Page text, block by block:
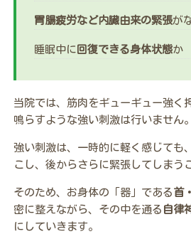
胃腸疲労など内臓由来の緊張が
睡眠中に回復できる身体状態か
当院では、筋肉をギューギュー強く
鳴らすような強い刺激は行いません。
強い刺激は、一時的に軽く感じても
こし、後からさらに緊張してしまう
そのため、お身体の「器」である首
密に整えながら、その中を通る 自律
にしていきます。